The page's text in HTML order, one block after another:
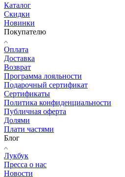
Каталог
Скидки
Новинки
Покупателю
Оплата
Доставка
Возврат
Программа лояльности
Подарочный сертификат
Сертификаты
Политика конфиденциальности
Публичная оферта
Долями
Плати частями
Блог
Лукбук
Пресса о нас
Новости